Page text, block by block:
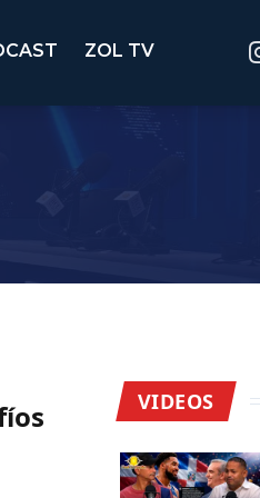
ZOL TV
VIDEOS